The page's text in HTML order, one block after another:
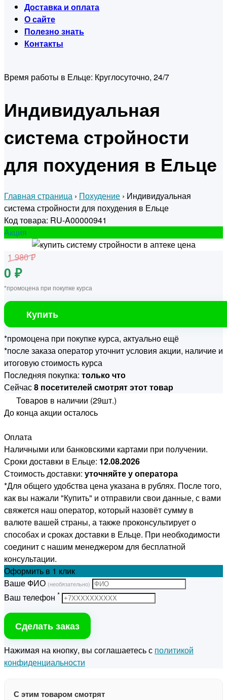
Доставка и оплата
О сайте
Полезно знать
Контакты
Время работы в Ельце: Круглосуточно, 24/7
Индивидуальная
система стройности
для похудения в Ельце
Главная страница › Похудение › Индивидуальная
система стройности для похудения в Ельце
Код товара: RU-A00000941
Акция
1 980 ₽
0 ₽
*промоцена при покупке курса
Купить
*промоцена при покупке курса, актуально ещё
*после заказа оператор уточнит условия акции, наличие и
итоговую стоимость курса
Последняя покупка: только что
Сейчас8 посетителей смотрят этот товар
Товаров в наличии (29шт.)
До конца акции осталось
Оплата
Наличными или банковскими картами при получении.
Сроки доставки в Ельце: 12.08.2026
Стоимость доставки: уточняйте у оператора
*Для общего удобства цена указана в рублях. После того,
как вы нажали "Купить" и отправили свои данные, с вами
свяжется наш оператор, который назовёт сумму в
валюте вашей страны, а также проконсультирует о
способах и сроках доставки в Ельце. При необходимости
соединит с нашим менеджером для бесплатной
консультации.
Оформить в 1 клик
Ваше ФИО (необязательно)
Ваш телефон *
Сделать заказ
Нажимая на кнопку, вы соглашаетесь с политикой
конфиденциальности
С этим товаром смотрят